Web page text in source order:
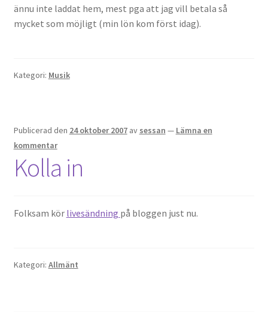
ännu inte laddat hem, mest pga att jag vill betala så
mycket som möjligt (min lön kom först idag).
Kategori: Musik
Publicerad den 24 oktober 2007 av sessan — Lämna en
kommentar
Kolla in
Folksam kör livesändning på bloggen just nu.
Kategori: Allmänt